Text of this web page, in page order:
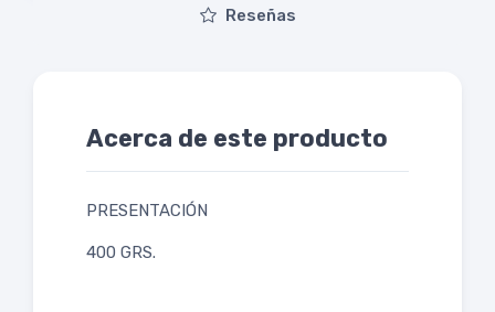
Reseñas
Acerca de este producto
PRESENTACIÓN
400 GRS.